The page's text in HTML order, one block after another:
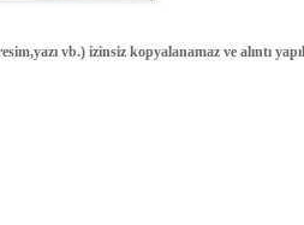
vb.) izinsiz kopyalanamaz ve alıntı